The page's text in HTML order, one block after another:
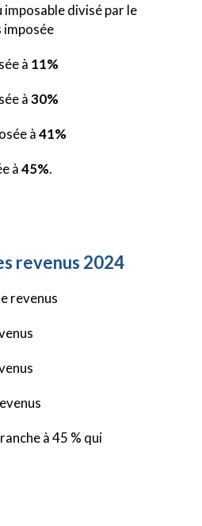
divisé par le
imposée
à 11%
à30%
à41%
à45%.
revenus 2024
revenus
à 45 % qui